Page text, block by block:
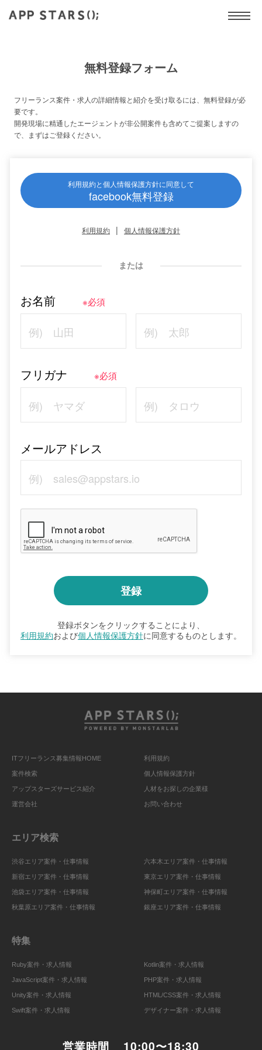
無料登録フォーム
フリーランス案件・求人の詳細情報と紹介を受け取るには、無料登録が必
要です。
開発現場に精通したエージェントが非公開案件も含めてご提案しますの
で、まずはご登録ください。
利用規約と個人情報保護方針に同意して
facebook無料登録
利用規約 | 個人情報保護方針
または
お名前 ※必須
フリガナ ※必須
メールアドレス
登録ボタンをクリックすることにより、
利用規約および個人情報保護方針に同意するものとします。
ITフリーランス募集情報HOME
案件検索
アップスターズサービス紹介
運営会社
利用規約
個人情報保護方針
人材をお探しの企業様
お問い合わせ
エリア検索
渋谷エリア案件・仕事情報
新宿エリア案件・仕事情報
池袋エリア案件・仕事情報
秋葉原エリア案件・仕事情報
六本木エリア案件・仕事情報
東京エリア案件・仕事情報
神保町エリア案件・仕事情報
銀座エリア案件・仕事情報
特集
Ruby案件・求人情報
JavaScript案件・求人情報
Unity案件・求人情報
Swift案件・求人情報
Kotlin案件・求人情報
PHP案件・求人情報
HTML/CSS案件・求人情報
デザイナー案件・求人情報
営業時間 10:00〜18:30